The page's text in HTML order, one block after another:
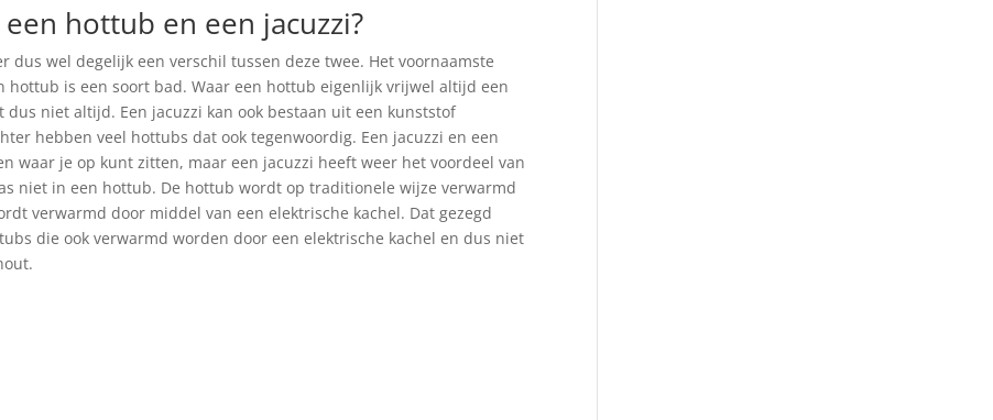
hottub en een jacuzzi?
dus wel degelijk een verschil tussen deze twee. Het voornaamste
hottub is een soort bad. Waar een hottub eigenlijk vrijwel altijd een
niet altijd. Een jacuzzi kan ook bestaan uit een kunststof
hebben veel hottubs dat ook tegenwoordig. Een jacuzzi en een
waar je op kunt zitten, maar een jacuzzi heeft weer het voordeel van
niet in een hottub. De hottub wordt op traditionele wijze verwarmd
verwarmd door middel van een elektrische kachel. Dat gezegd
die ook verwarmd worden door een elektrische kachel en dus niet